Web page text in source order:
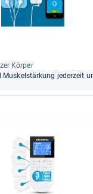
Kör­per
jeder­zeit